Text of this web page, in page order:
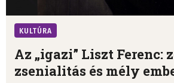
KULTÚRA
Az „igazi” Liszt Ferenc:
zsenialitás és mély